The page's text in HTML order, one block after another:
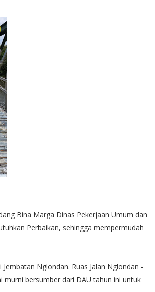
Bina Marga Dinas Pekerjaan Umum dan
Perbaikan, sehingga mempermudah
Nglondan. Ruas Jalan Nglondan -
murni bersumber dari DAU tahun ini untuk